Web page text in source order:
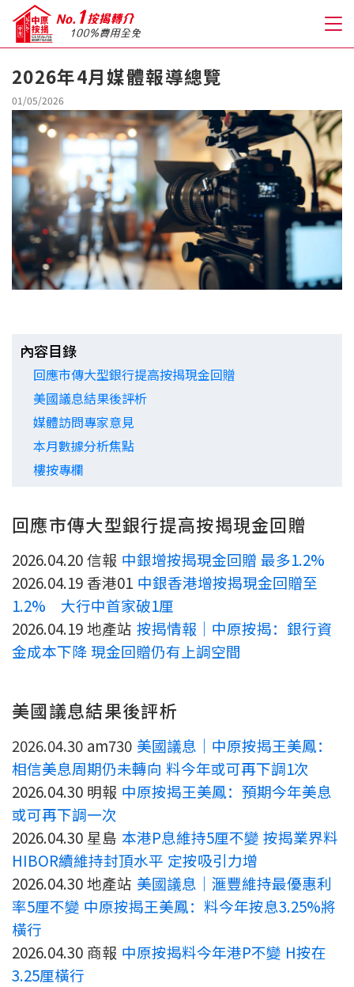
關於我們
格到至抵按揭
人才房貸・開戶優惠
免費房貸轉介服務
免費開戶轉介服務
優惠禮遇
新盤優越按揭優惠
中原按揭標籤優惠
推薦齊齊友賞
按揭計算
轉按計算
置業預算
供款年期計算
免費物業估價
下載中心
按揭全面睇
新聞/研究
公司動態
按市新聞
2026年4月媒體報導總覽
01/05/2026
內容目錄
回應市傳大型銀行提高按揭現金回贈
美國議息結果後評析
媒體訪問專家意見
本月數據分析焦點
樓按專欄
回應市傳大型銀行提高按揭現金回贈
2026.04.20 信報 中銀增按揭現金回贈 最多1.2%
2026.04.19 香港01 中銀香港增按揭現金回贈至
1.2% 大行中首家破1厘
2026.04.19 地產站 按揭情報｜中原按揭：銀行資
金成本下降 現金回贈仍有上調空間
美國議息結果後評析
2026.04.30 am730 美國議息｜中原按揭王美鳳：
相信美息周期仍未轉向 料今年或可再下調1次
2026.04.30 明報 中原按揭王美鳳：預期今年美息
或可再下調一次
2026.04.30 星島 本港P息維持5厘不變 按揭業界料
HIBOR續維持封頂水平 定按吸引力增
2026.04.30 地產站 美國議息｜滙豐維持最優惠利
率5厘不變 中原按揭王美鳳：料今年按息3.25%將
橫行
2026.04.30 商報 中原按揭料今年港P不變 H按在
3.25厘橫行